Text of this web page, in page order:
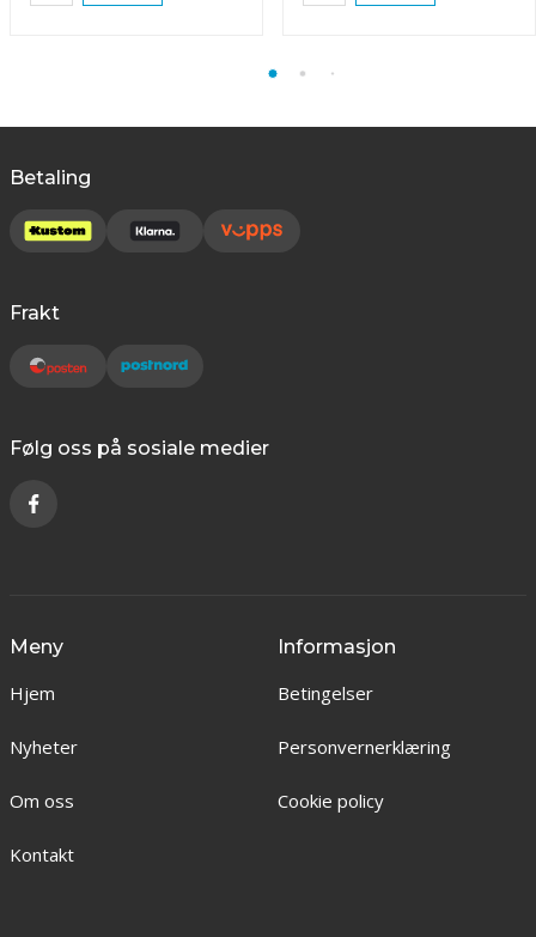
Betaling
Frakt
Følg oss på sosiale medier
Meny
Hjem
Nyheter
Om oss
Kontakt
Informasjon
Betingelser
Personvernerklæring
Cookie policy